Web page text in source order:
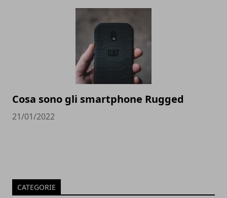
Cosa sono gli smartphone Rugged
21/01/2022
CATEGORIE